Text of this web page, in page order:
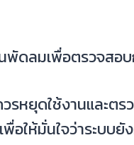
ดลมเพื่อตรวจสอบ
หยุดใช้งานและตร
อให้มั่นใจว่าระบบ